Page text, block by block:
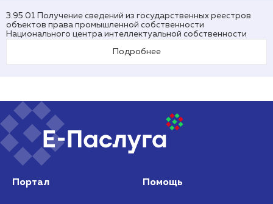
3.95.01 Получение сведений из государственных реестров
объектов права промышленной собственности
Национального центра интеллектуальной собственности
Подробнее
Портал Помощь